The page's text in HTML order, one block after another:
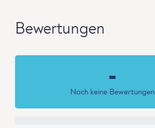
Bewertungen
-
Noch keine Bewertungen